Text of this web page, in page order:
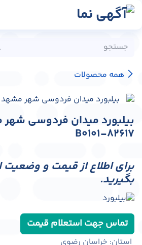
پرش به محتوا
همه محصولات
B0101-82617
برای اطلاع از قیمت و وضعیت
بگیرید.
تماس جهت استعلام قیمت
استان: خراسان رضوی